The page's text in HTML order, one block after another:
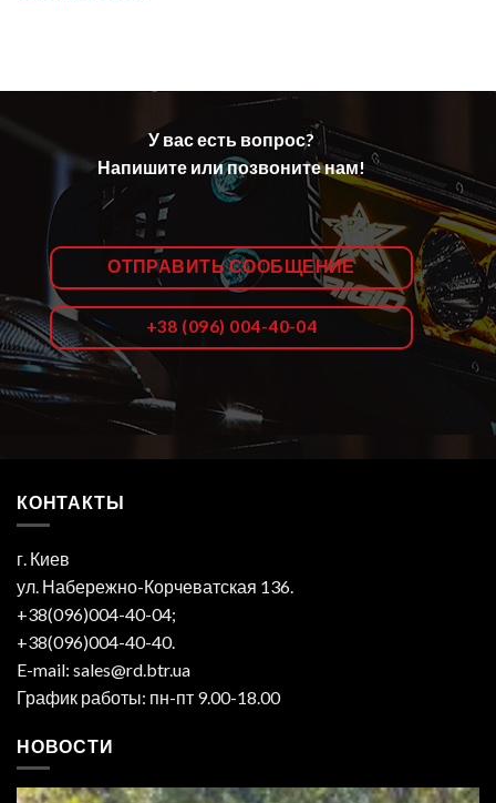
У вас есть вопрос?
Напишите или позвоните нам!
ОТПРАВИТЬ СООБЩЕНИЕ
+38 (096) 004-40-04
КОНТАКТЫ
г. Киев
ул. Набережно-Корчеватская 136.
+38(096)004-40-04;
+38(096)004-40-40.
E-mail: sales@rd.btr.ua
График работы: пн-пт 9.00-18.00
НОВОСТИ